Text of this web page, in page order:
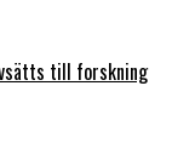
till forskning